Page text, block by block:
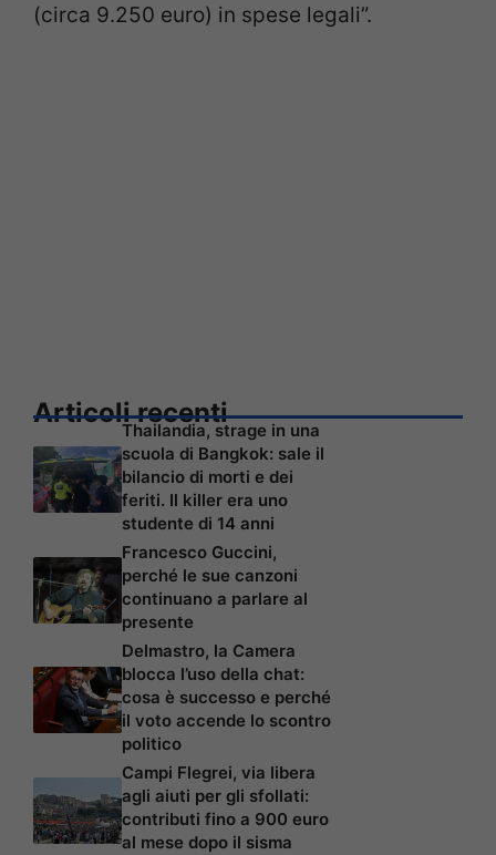
(circa 9.250 euro) in spese legali”.
Articoli recenti
Thailandia, strage in una
scuola di Bangkok: sale il
bilancio di morti e dei
feriti. Il killer era uno
studente di 14 anni
Francesco Guccini,
perché le sue canzoni
continuano a parlare al
presente
Delmastro, la Camera
blocca l’uso della chat:
cosa è successo e perché
il voto accende lo scontro
politico
Campi Flegrei, via libera
agli aiuti per gli sfollati:
contributi fino a 900 euro
al mese dopo il sisma